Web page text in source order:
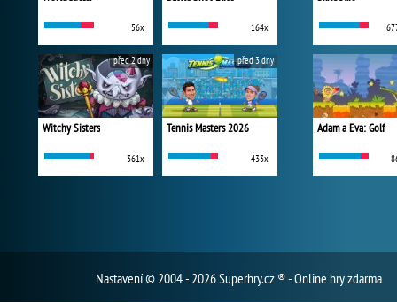
56x 164x
Witchy Sisters
361x
před 2 dny
Tennis Masters 2026
433x
před 3 dny
Adam a Eva: Golf
Nastavení© 2004 - 2026 Superhry.cz ® - Online hry zdarma